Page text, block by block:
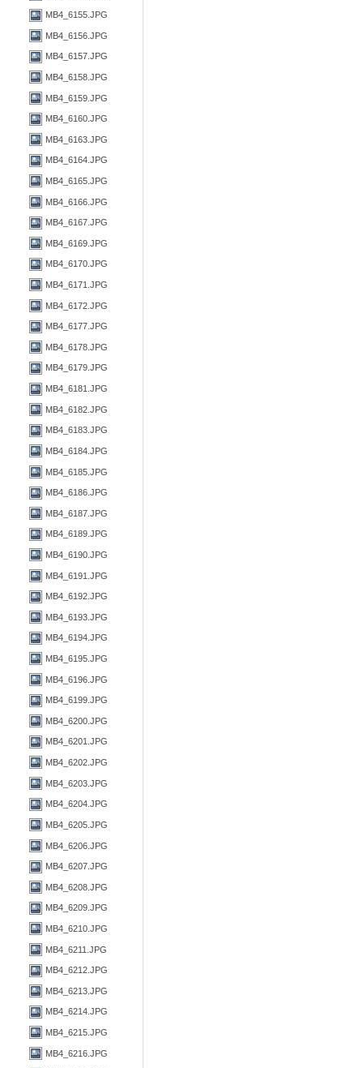
MB4_6155.JPG
MB4_6156.JPG
MB4_6157.JPG
MB4_6158.JPG
MB4_6159.JPG
MB4_6160.JPG
MB4_6163.JPG
MB4_6164.JPG
MB4_6165.JPG
MB4_6166.JPG
MB4_6167.JPG
MB4_6169.JPG
MB4_6170.JPG
MB4_6171.JPG
MB4_6172.JPG
MB4_6177.JPG
MB4_6178.JPG
MB4_6179.JPG
MB4_6181.JPG
MB4_6182.JPG
MB4_6183.JPG
MB4_6184.JPG
MB4_6185.JPG
MB4_6186.JPG
MB4_6187.JPG
MB4_6189.JPG
MB4_6190.JPG
MB4_6191.JPG
MB4_6192.JPG
MB4_6193.JPG
MB4_6194.JPG
MB4_6195.JPG
MB4_6196.JPG
MB4_6199.JPG
MB4_6200.JPG
MB4_6201.JPG
MB4_6202.JPG
MB4_6203.JPG
MB4_6204.JPG
MB4_6205.JPG
MB4_6206.JPG
MB4_6207.JPG
MB4_6208.JPG
MB4_6209.JPG
MB4_6210.JPG
MB4_6211.JPG
MB4_6212.JPG
MB4_6213.JPG
MB4_6214.JPG
MB4_6215.JPG
MB4_6216.JPG